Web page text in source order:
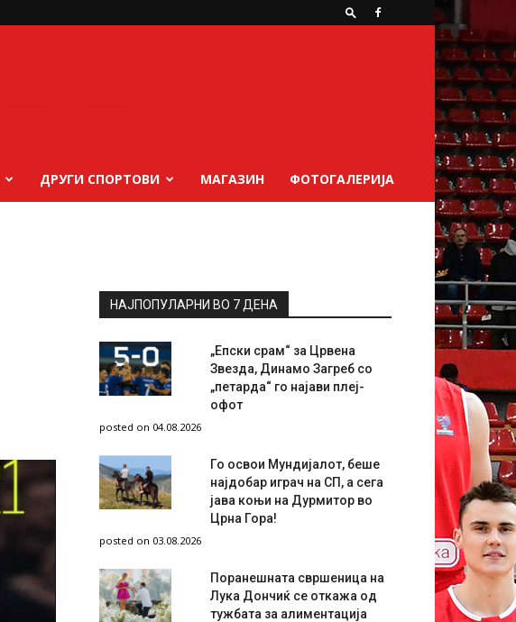
ДРУГИ СПОРТОВИ МАГАЗИН ФОТОГАЛЕРИЈА
НАЈПОПУЛАРНИ ВО 7 ДЕНА
„Епски срам“ за Црвена
Звезда, Динамо Загреб со
„петарда“ го најави плеј-
офот
posted on 04.08.2026
Го освои Мундијалот, беше
најдобар играч на СП, а сега
јава коњи на Дурмитор во
Црна Гора!
posted on 03.08.2026
Поранешната свршеница на
Лука Дончиќ се откажа од
тужбата за алиментација